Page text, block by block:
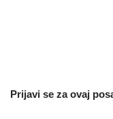
Prijavi se za ovaj